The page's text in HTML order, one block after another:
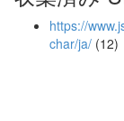
https://
char/ja/ (12)